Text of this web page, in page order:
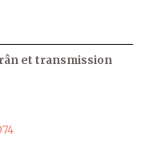
et transmission